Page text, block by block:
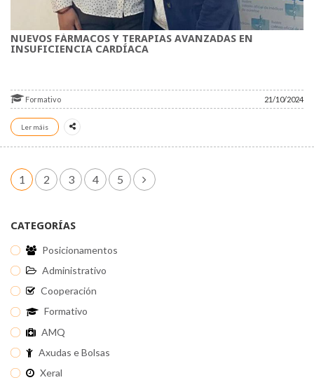
NUEVOS FÁRMACOS Y TERAPIAS AVANZADAS EN
INSUFICIENCIA CARDÍACA
Formativo 21/10/2024
Ler máis
1 2 3 4 5
CATEGORÍAS
Posicionamentos
Administrativo
Cooperación
Formativo
AMQ
Axudas e Bolsas
Xeral